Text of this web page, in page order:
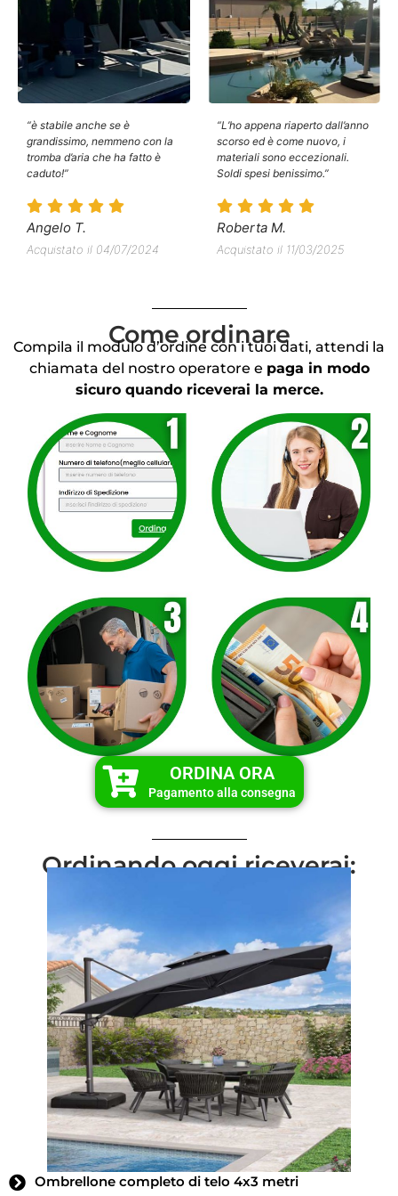
“è stabile anche se è
grandissimo, nemmeno con la
tromba d’aria che ha fatto è
caduto!”
Angelo T.
Acquistato il 04/07/2024
“L’ho appena riaperto dall’anno
scorso ed è come nuovo, i
materiali sono eccezionali.
Soldi spesi benissimo.”
Roberta M.
Acquistato il 11/03/2025
Come ordinare
Compila il modulo d’ordine con i tuoi dati, attendi la
chiamata del nostro operatore e paga in modo
sicuro quando riceverai la merce.
ORDINA ORA
Pagamento alla consegna
Ordinando oggi riceverai:
Ombrellone completo di telo 4x3 metri